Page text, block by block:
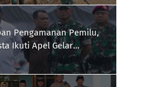
Pengamanan Pemilu,
Ikuti Apel Gelar